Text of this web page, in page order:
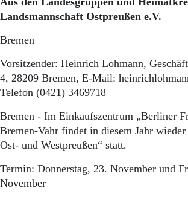
Start
Wer wir sind
Panorama
Gesellschaft
Ostpreußen
Pommern
Berlin-Brandenburg
Danzig und
Bücher
Landsmannschaft Ostpreußen e.V.
Bremen
Vorsitzender: Heinrich Lohmann,
4, 28209 Bremen, E-Mail:
Telefon (0421) 3469718
Bremen - Im Einkaufszentrum „Berliner
Bremen-Vahr findet in diesem Jahr
Ost- und Westpreußen“ statt.
Termin: Donnerstag, 23. November und
November